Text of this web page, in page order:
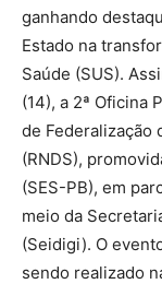
ganhando
Estado na
Saúde (SUS).
(14), a 2ª Oficina
de Federalização
(RNDS),
(SES-PB), em
meio da
(Seidigi). O
sendo realizado